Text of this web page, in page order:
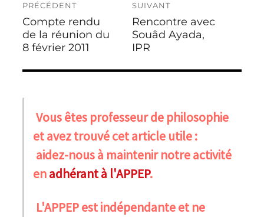
de
l’article
PRÉCÉDENT
Publication
précédente :
Compte rendu
de la réunion du
8 février 2011
SUIVANT
Publication
suivante :
Rencontre avec
Souâd Ayada,
IPR
Vous êtes professeur de philosophie
et avez trouvé cet article utile :
aidez-nous à maintenir notre activité
enadhérant à l'APPEP.
L'APPEP est indépendante et ne